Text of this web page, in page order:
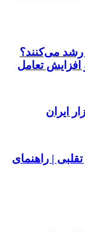
رشد می‌کنند؟
تعامل
ایران
| راهنمای